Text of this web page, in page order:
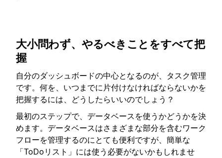
大小問わず、やるべきことをすべて把
握
自分のダッシュボードの中心となるのが、タスク管理
です。何を、いつまでに片付けなければならないかを
把握するには、どうしたらいいのでしょう？
最初のステップで、データベースを使うかどうかを決
めます。データベースはさまざまな部分を含むワーク
フローを管理するのにとても便利ですが、簡単な
「ToDoリスト」には使う必要がないかもしれませ